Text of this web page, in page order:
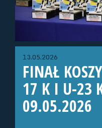
13.05.2026
FINAŁ
17 K I U-23
09.05.2026